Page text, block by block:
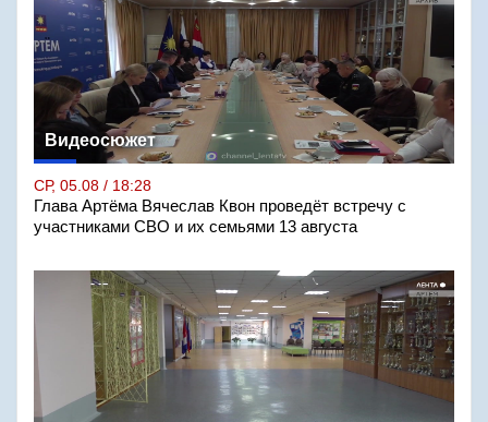
Видеосюжет
СР, 05.08 / 18:28
Глава Артёма Вячеслав Квон проведёт встречу с
участниками СВО и их семьями 13 августа